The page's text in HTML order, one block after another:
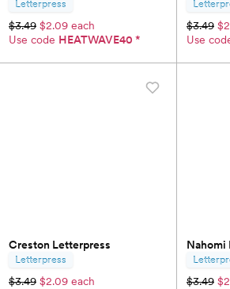
Letterpress
$3.49 $2.09 each
Use code HEATWAVE40 *
$3.49
Use
Creston Letterpress
Letterpress
$3.49 $2.09 each
Nahomi
$3.49